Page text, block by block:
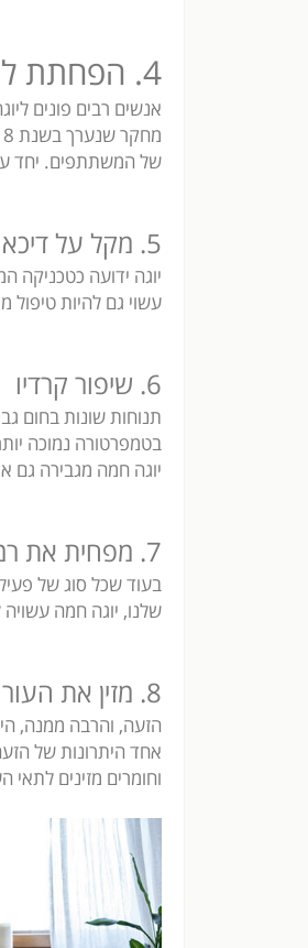
4. הפחתת לחץ
אנשים רבים פונים
של המשתתפים. יחד
5. מקל על דיכאון
יוגה ידועה כטכניקה
עשוי גם להיות טיפול
6. שיפור קרדיו
תנוחות שונות בחום
בטמפרטורה נמוכה
יוגה חמה מגבירה גם
7. מפחית את רמות הגלוקוז בדם
בעוד שכל סוג של
שלנו, יוגה חמה עשויה
8. מזין את העור
הזעה, והרבה ממנה,
אחד היתרונות של
וחומרים מזינים לתאי